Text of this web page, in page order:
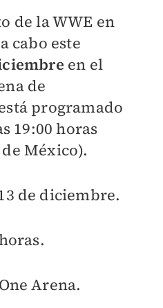
de la WWE en
cabo este
en el
de
programado
19:00 horas
México).
de diciembre.
Arena.